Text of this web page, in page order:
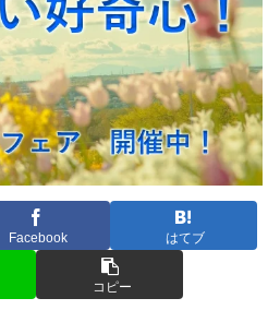
Facebook はてブ
コピー